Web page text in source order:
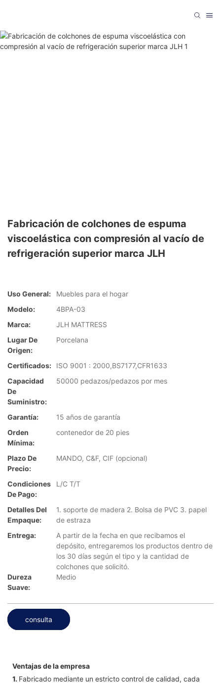
Fabricación de colchones de espuma
viscoelástica con compresión al vacío de
refrigeración superior marca JLH
Uso General:
Muebles para el hogar
Modelo:
4BPA-03
Marca:
JLH MATTRESS
Lugar De
Origen:
Porcelana
Certificados:
ISO 9001 : 2000,BS7177,CFR1633
Capacidad
De
Suministro:
50000 pedazos/pedazos por mes
Garantía:
15 años de garantía
Orden
Mínima:
contenedor de 20 pies
Plazo De
Precio:
MANDO, C&F, CIF (opcional)
Condiciones
De Pago:
L/C T/T
Detalles Del
Empaque:
1. soporte de madera 2. Bolsa de PVC 3. papel
de estraza
Entrega:
A partir de la fecha en que recibamos el
depósito, entregaremos los productos dentro de
los 30 días según el tipo y la cantidad de
colchones que solicitó.
Dureza
Suave:
Medio
consulta
Ventajas de la empresa
1. Fabricado mediante un estricto control de calidad, cada